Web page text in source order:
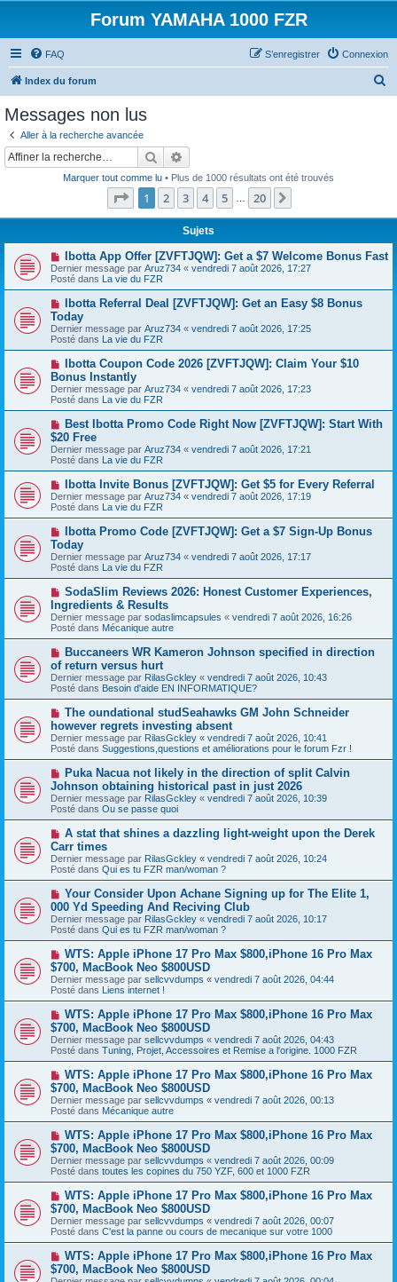
Forum YAMAHA 1000 FZR
FAQ Connexion
S’enregistrer
Index du forum
Messages non lus
Aller à la recherche avancée
Rechercher
Marquer tout comme lu • Plus de 1000 résultats ont été trouvés
Page 1sur20
1 2 3 4 5 20
Sujets
N
o
u
v
e
a
u
m
e
s
s
a
g
e
Ibotta App Offer [ZVFTJQW]: Get a $7 Welcome Bonus Fast
Dernier message par Aruz734 « vendredi 7 août 2026, 17:27
Posté dans La vie du FZR
N
u
v
e
a
m
e
s
a
g
e
Ibotta Referral Deal [ZVFTJQW]: Get an Easy $8 Bonus
Today
Dernier message par Aruz734 « vendredi 7 août 2026, 17:25
Posté dans La vie du FZR
N
u
v
e
a
m
e
s
a
g
e
Ibotta Coupon Code 2026 [ZVFTJQW]: Claim Your $10
Bonus Instantly
Dernier message par Aruz734 « vendredi 7 août 2026, 17:23
Posté dans La vie du FZR
N
o
u
v
e
a
m
e
s
s
a
g
e
Best Ibotta Promo Code Right Now [ZVFTJQW]: Start With
$20 Free
Dernier message par Aruz734 « vendredi 7 août 2026, 17:21
Posté dans La vie du FZR
N
o
u
v
e
a
u
m
e
s
s
a
g
e
Ibotta Invite Bonus [ZVFTJQW]: Get $5 for Every Referral
Dernier message par Aruz734 « vendredi 7 août 2026, 17:19
Posté dans La vie du FZR
N
u
v
e
a
u
m
e
s
a
g
e
Ibotta Promo Code [ZVFTJQW]: Get a $7 Sign-Up Bonus
Today
Dernier message par Aruz734 « vendredi 7 août 2026, 17:17
Posté dans La vie du FZR
N
u
v
e
a
m
e
s
a
e
SodaSlim Reviews 2026: Honest Customer Experiences,
Ingredients & Results
Dernier message par sodaslimcapsules « vendredi 7 août 2026, 16:26
Posté dans Mécanique autre
N
o
u
v
e
a
m
e
s
a
g
e
Buccaneers WR Kameron Johnson specified in direction
of return versus hurt
Dernier message par RilasGckley « vendredi 7 août 2026, 10:43
Posté dans Besoin d'aide EN INFORMATIQUE?
N
u
v
e
a
m
e
s
g
e
The oundational studSeahawks GM John Schneider
however regrets investing absent
Dernier message par RilasGckley « vendredi 7 août 2026, 10:41
Posté dans Suggestions,questions et améliorations pour le forum Fzr !
N
o
u
v
e
a
u
m
e
s
a
e
Puka Nacua not likely in the direction of split Calvin
Johnson obtaining historical past in just 2026
Dernier message par RilasGckley « vendredi 7 août 2026, 10:39
Posté dans Ou se passe quoi
N
u
v
e
a
u
m
e
s
a
g
e
A stat that shines a dazzling light-weight upon the Derek
Carr times
Dernier message par RilasGckley « vendredi 7 août 2026, 10:24
Posté dans Qui es tu FZR man/woman ?
N
o
u
v
e
a
u
m
e
s
a
g
e
Your Consider Upon Achane Signing up for The Elite 1,
000 Yd Speeding And Reciving Club
Dernier message par RilasGckley « vendredi 7 août 2026, 10:17
Posté dans Qui es tu FZR man/woman ?
N
o
u
v
e
a
u
m
e
s
a
g
e
WTS: Apple iPhone 17 Pro Max $800,iPhone 16 Pro Max
$700, MacBook Neo $800USD
Dernier message par sellcvvdumps « vendredi 7 août 2026, 04:44
Posté dans Liens internet !
N
o
u
v
e
a
u
m
e
s
a
g
e
WTS: Apple iPhone 17 Pro Max $800,iPhone 16 Pro Max
$700, MacBook Neo $800USD
Dernier message par sellcvvdumps « vendredi 7 août 2026, 04:43
Posté dans Tuning, Projet, Accessoires et Remise a l'origine. 1000 FZR
N
o
u
v
e
a
u
m
e
s
a
g
e
WTS: Apple iPhone 17 Pro Max $800,iPhone 16 Pro Max
$700, MacBook Neo $800USD
Dernier message par sellcvvdumps « vendredi 7 août 2026, 00:13
Posté dans Mécanique autre
N
o
u
v
e
a
u
m
e
s
a
g
e
WTS: Apple iPhone 17 Pro Max $800,iPhone 16 Pro Max
$700, MacBook Neo $800USD
Dernier message par sellcvvdumps « vendredi 7 août 2026, 00:09
Posté dans toutes les copines du 750 YZF, 600 et 1000 FZR
N
o
u
v
e
a
u
m
e
WTS: Apple iPhone 17 Pro Max $800,iPhone 16 Pro Max
$700, MacBook Neo $800USD
Dernier message par sellcvvdumps « vendredi 7 août 2026, 00:07
Posté dans C'est la panne ou cours de mecanique sur votre 1000
N
o
u
WTS: Apple iPhone 17 Pro Max $800,iPhone 16 Pro Max
$700, MacBook Neo $800USD